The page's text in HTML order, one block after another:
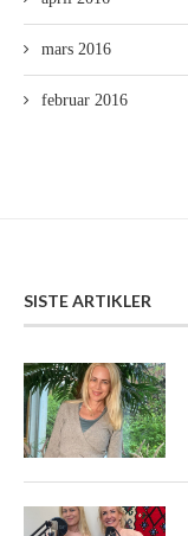
mars 2016
februar 2016
SISTE ARTIKLER